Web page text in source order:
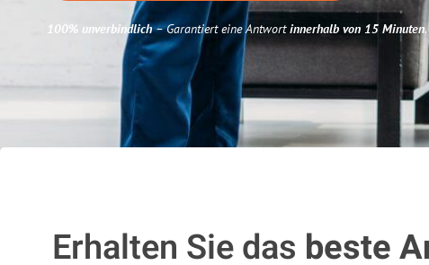
100% unverbindlich– Garantiert eine Antwortinnerhalb von 15 Minuten.
Erhalten Sie das beste